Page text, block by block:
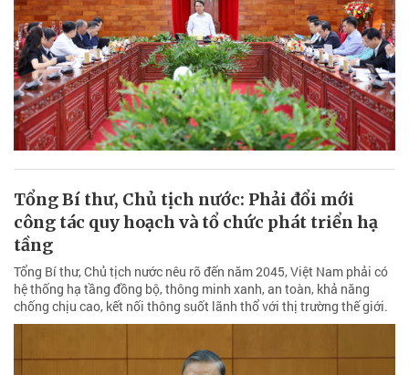
Tổng Bí thư, Chủ tịch nước: Phải đổi mới
công tác quy hoạch và tổ chức phát triển hạ
tầng
Tổng Bí thư, Chủ tịch nước nêu rõ đến năm 2045, Việt Nam phải có
hệ thống hạ tầng đồng bộ, thông minh xanh, an toàn, khả năng
chống chịu cao, kết nối thông suốt lãnh thổ với thị trường thế giới.